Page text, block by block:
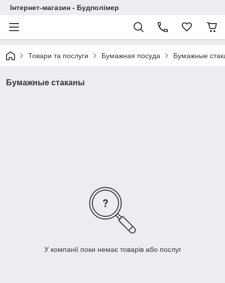
Інтернет-магазин - Будполімер
Товари та послуги Бумажная посуда Бумажные
Бумажные стаканы
У компанії поки немає товарів або послуг